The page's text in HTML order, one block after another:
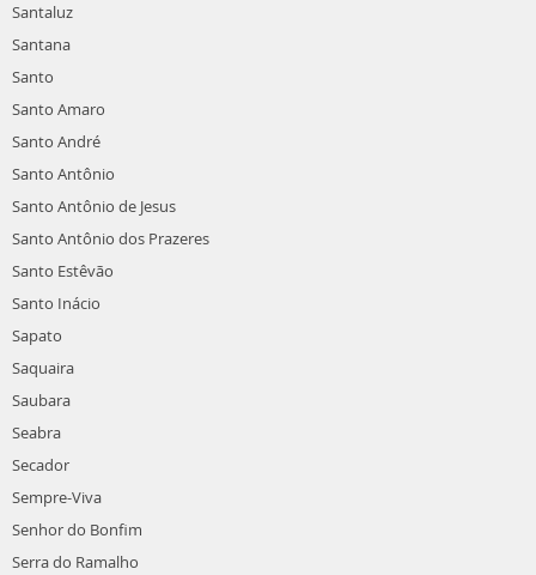
Santaluz
Santana
Santo
Santo Amaro
Santo André
Santo Antônio
Santo Antônio de Jesus
Santo Antônio dos Prazeres
Santo Estêvão
Santo Inácio
Sapato
Saquaira
Saubara
Seabra
Secador
Sempre-Viva
Senhor do Bonfim
Serra do Ramalho